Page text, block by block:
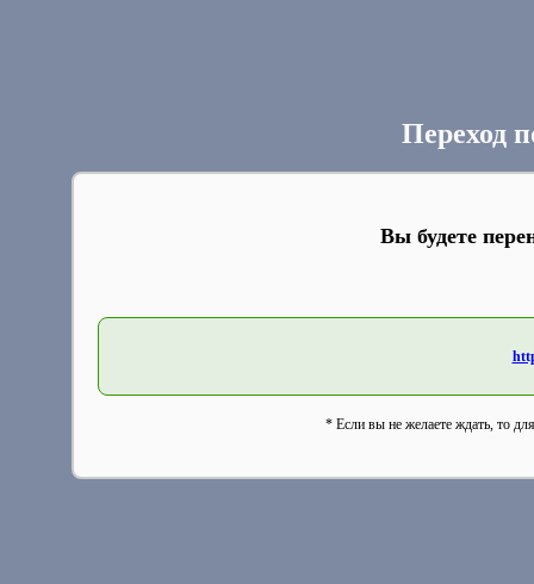
Переход
Вы будете
* Если вы не желаете ждать, то